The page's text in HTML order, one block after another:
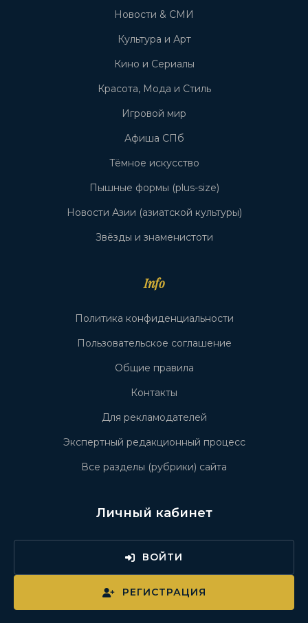
Новости & СМИ
Культура и Арт
Кино и Сериалы
Красота, Мода и Стиль
Игровой мир
Афиша СПб
Тёмное искусство
Пышные формы (plus-size)
Новости Азии (азиатской культуры)
Звёзды и знаменистоти
Info
Политика конфиденциальности
Пользовательское соглашение
Общие правила
Контакты
Для рекламодателей
Экспертный редакционный процесс
Все разделы (рубрики) сайта
Личный кабинет
ВОЙТИ
РЕГИСТРАЦИЯ